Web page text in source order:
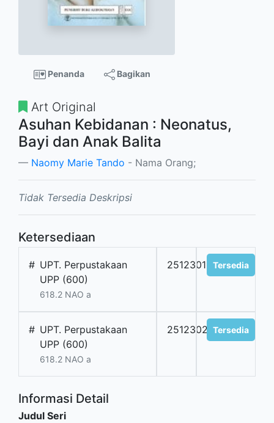
Penanda Bagikan
Art Original
Asuhan Kebidanan : Neonatus,
Bayi dan Anak Balita
Naomy Marie Tando - Nama Orang;
Tidak Tersedia Deskripsi
Ketersediaan
# UPT. Perpustakaan
UPP (600)
618.2 NAO a
2512301 Tersedia
# UPT. Perpustakaan
UPP (600)
618.2 NAO a
2512302 Tersedia
Informasi Detail
Judul Seri